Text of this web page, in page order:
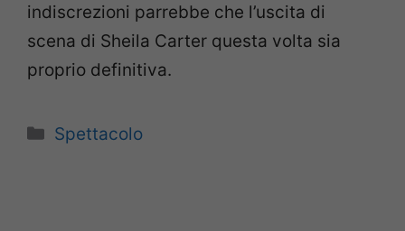
indiscrezioni parrebbe che l’uscita di
scena di Sheila Carter questa volta sia
proprio definitiva.
Categorie
Spettacolo